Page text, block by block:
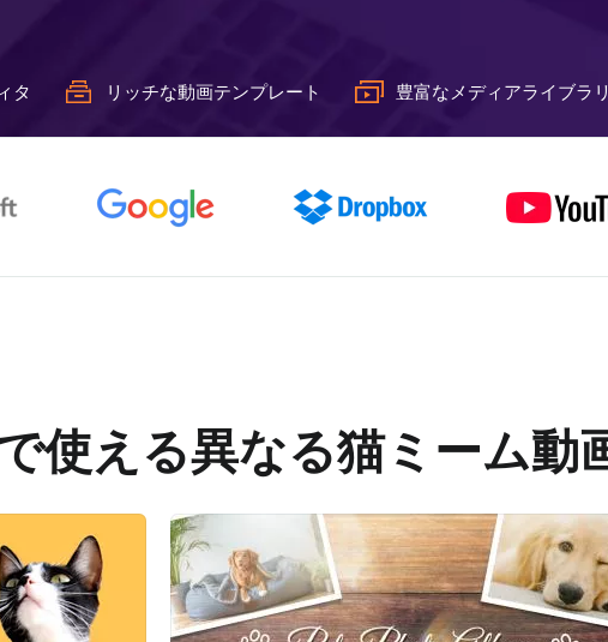
タ リッチな動画テンプレート 豊富なメディアライブラリ
使える異なる猫ミーム動